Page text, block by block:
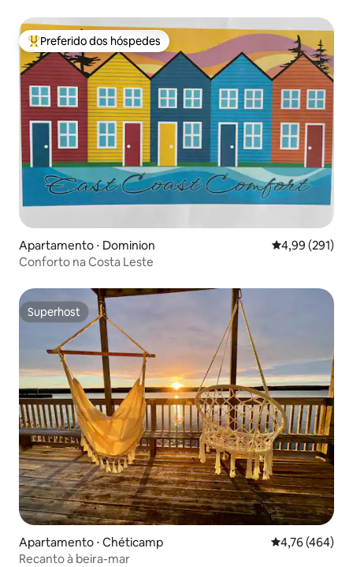
Entre os melhores preferidos dos hóspedes
Preferido dos hóspedes
Apartamento ⋅ Dominion 4,99 de uma
4,99 (291)
Conforto na Costa Leste
Superhost
Superhost
Apartamento ⋅ Chéticamp 4,76 de uma
4,76 (464)
Recanto à beira-mar